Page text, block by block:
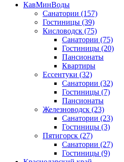
КавМинВоды
Санатории (157)
Гостиницы (39)
Кисловодск (75)
Санатории (75)
Гостиницы (20)
Пансионаты
Квартиры
Ессентуки (32)
Санатории (32)
Гостиницы (7)
Пансионаты
Железноводск (23)
Санатории (23)
Гостиницы (3)
Пятигорск (27)
Санатории (27)
Гостиницы (9)